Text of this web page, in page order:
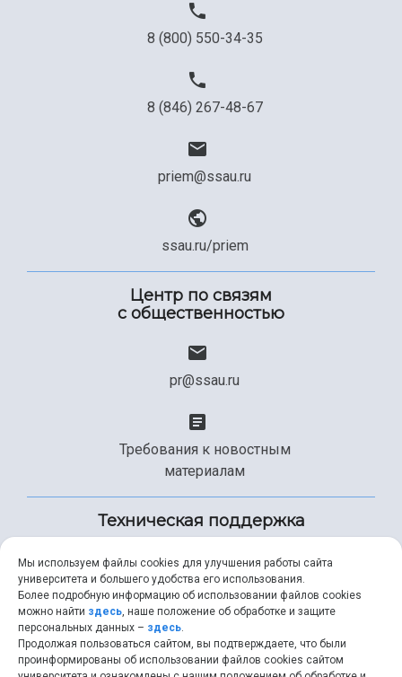
8 (800) 550-34-35
8 (846) 267-48-67
priem@ssau.ru
ssau.ru/priem
Центр по связям
с общественностью
pr@ssau.ru
Требования к новостным
материалам
Техническая поддержка
+7 (846) 267-49-99
help@ssau.ru
Мы используем файлы cookies для улучшения работы сайта
университета и большего удобства его использования.
Более подробную информацию об использовании файлов cookies
можно найти здесь, наше положение об обработке и защите
персональных данных – здесь.
Продолжая пользоваться сайтом, вы подтверждаете, что были
проинформированы об использовании файлов cookies сайтом